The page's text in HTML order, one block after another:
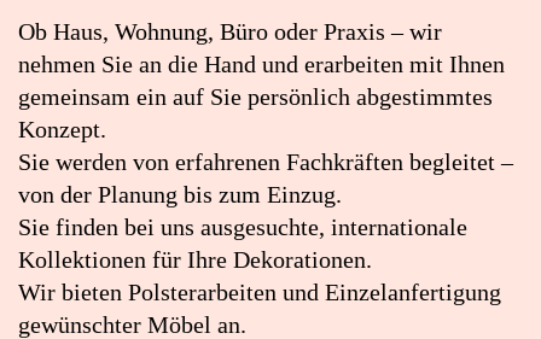
Kaiser
wohnen
+
schenken
in
Google
Maps
öffnen
(externer
Link)
Ob Haus, Wohnung, Büro oder Praxis – wir
nehmen Sie an die Hand und erarbeiten mit Ihnen
gemeinsam ein auf Sie persönlich abgestimmtes
Konzept.
Sie werden von erfahrenen Fachkräften begleitet –
von der Planung bis zum Einzug.
Sie finden bei uns ausgesuchte, internationale
Kollektionen für Ihre Dekorationen.
Wir bieten Polsterarbeiten und Einzelanfertigung
gewünschter Möbel an.